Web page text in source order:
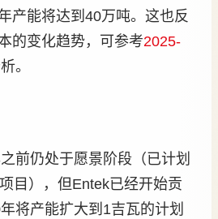
产能将达到40万吨。这也反
的变化趋势，可参考2025-
。
前仍处于愿景阶段（已计划
目），但Entek已经开始贡
将产能扩大到1吉瓦的计划